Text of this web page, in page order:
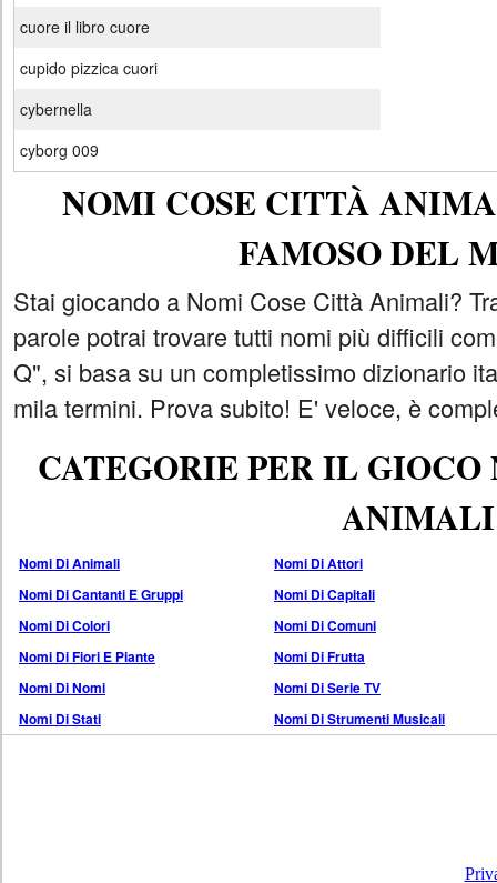
cuore il libro cuore
cupido pizzica cuori
cybernella
cyborg 009
NOMI COSE CITTÀ
FAMOSO DEL
Stai giocando a Nomi Cose Città Animali?
parole potrai trovare tutti nomi più difficili
Q", si basa su un completissimo dizionario
mila termini. Prova subito! E' veloce, è
CATEGORIE PER IL
ANIMALI
Nomi Di Animali
Nomi Di Attori
Nomi Di Cantanti E Gruppi
Nomi Di Capitali
Nomi Di Colori
Nomi Di Comuni
Nomi Di Fiori E Piante
Nomi Di Frutta
Nomi Di Nomi
Nomi Di Serie TV
Nomi Di Stati
Nomi Di Strumenti Musicali